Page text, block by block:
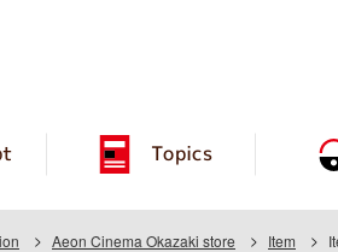
Topics
Aeon Cinema Okazaki store Item